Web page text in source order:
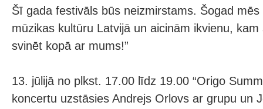
Šī gada festivāls būs neizmirstams. Šogad
mūzikas kultūru Latvijā un aicinām ikvienu,
svinēt kopā ar mums!”
13. jūlijā no plkst. 17.00 līdz 19.00 “Origo
koncertu uzstāsies Andrejs Orlovs ar grupu un